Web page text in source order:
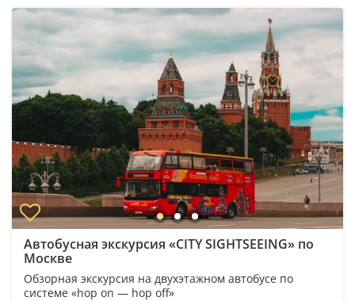
Автобусная экскурсия «CITY SIGHTSEEING» по
Москве
Обзорная экскурсия на двухэтажном автобусе по
системе «hop on — hop off»